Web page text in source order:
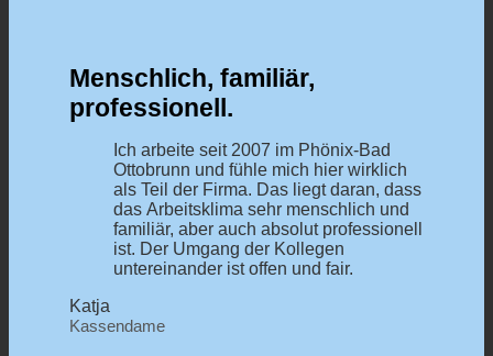
Menschlich, familiär,
professionell.
Ich arbeite seit 2007 im Phönix-Bad
Ottobrunn und fühle mich hier wirklich
als Teil der Firma. Das liegt daran, dass
das Arbeitsklima sehr menschlich und
familiär, aber auch absolut professionell
ist. Der Umgang der Kollegen
untereinander ist offen und fair.
Katja
Kassendame